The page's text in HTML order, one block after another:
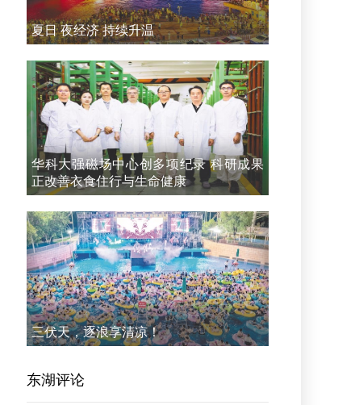
夏日 夜经济 持续升温
华科大强磁场中心创多项纪录 科研成果
正改善衣食住行与生命健康
三伏天，逐浪享清凉！
东湖评论